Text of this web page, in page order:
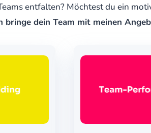
entfalten? Möchtest du ein
bringe dein Team mit meinen